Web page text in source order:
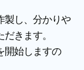
製し、分かりや
きます。
開始しますの